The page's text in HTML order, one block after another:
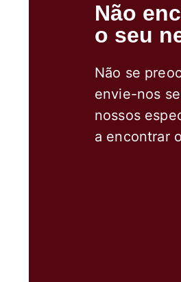
Não
o seu
Não se
envie-nos
nossos
a encontrar